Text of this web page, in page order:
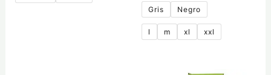
Gris Negro
l m xl xxl